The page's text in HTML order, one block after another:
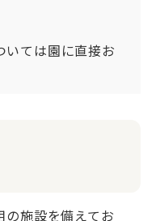
ては園に直接お
の施設を備えてお